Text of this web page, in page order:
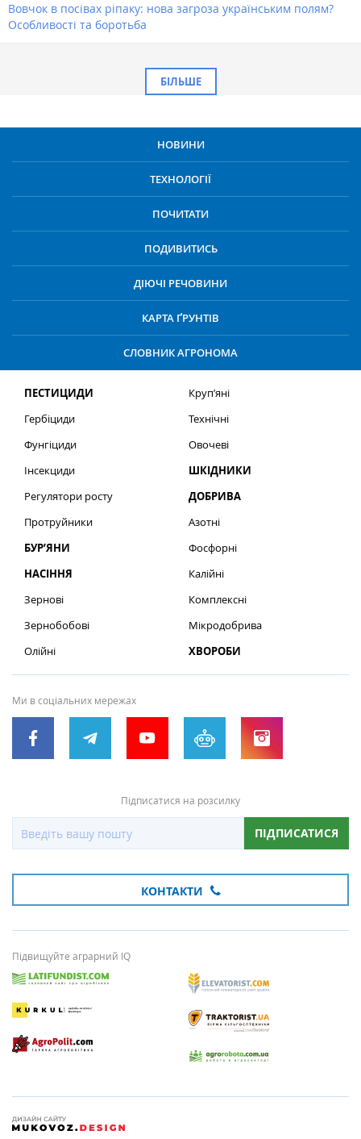
Вовчок в посівах ріпаку: нова загроза українським полям?
Особливості та боротьба
БІЛЬШЕ
НОВИНИ
ТЕХНОЛОГІЇ
ПОЧИТАТИ
ПОДИВИТИСЬ
ДІЮЧІ РЕЧОВИНИ
КАРТА ҐРУНТІВ
СЛОВНИК АГРОНОМА
ПЕСТИЦИДИ
Гербіциди
Фунгіциди
Інсекциди
Регулятори росту
Протруйники
БУР’ЯНИ
НАСІННЯ
Зернові
Зернобобові
Олійні
Круп’яні
Технічні
Овочеві
ШКІДНИКИ
ДОБРИВА
Азотні
Фосфорні
Калійні
Комплексні
Мікродобрива
ХВОРОБИ
Ми в соціальних мережах
Підписатися на розсилку
ПІДПИСАТИСЯ
КОНТАКТИ
Підвищуйте аграрний IQ